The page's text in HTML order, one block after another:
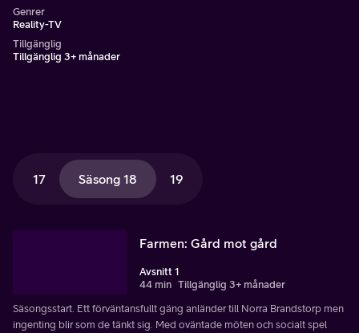
Genrer
Reality-TV
Tillgänglig
Tillgänglig 3+ månader
17 Säsong 18 19
Farmen: Gård mot gård
Avsnitt 1
44 min Tillgänglig 3+ månader
Säsongsstart. Ett förväntansfullt gäng anländer till Norra Brandstorp men
ingenting blir som de tänkt sig. Med oväntade möten och socialt spel